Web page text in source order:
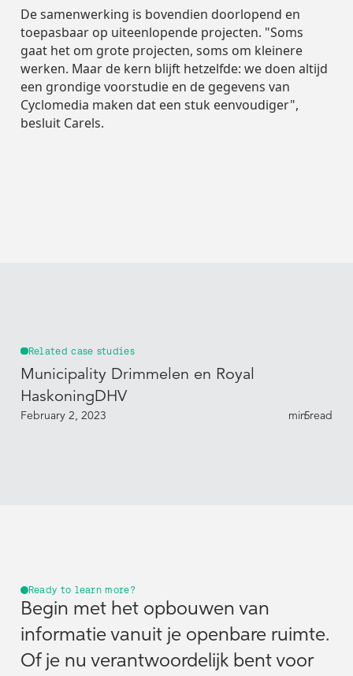
De samenwerking is bovendien doorlopend en
toepasbaar op uiteenlopende projecten. "Soms
gaat het om grote projecten, soms om kleinere
werken. Maar de kern blijft hetzelfde: we doen altijd
een grondige voorstudie en de gegevens van
Cyclomedia maken dat een stuk eenvoudiger",
besluit Carels.
Related case studies
Municipality Drimmelen en Royal
HaskoningDHV
February 2, 2023 5
min read
Ready to learn more?
Begin met het opbouwen van
informatie vanuit je openbare ruimte.
Of je nu verantwoordelijk bent voor